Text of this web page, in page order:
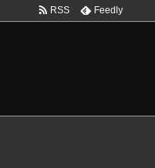
RSS Feedly